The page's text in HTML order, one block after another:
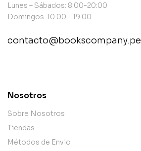
Lunes – Sábados: 8:00-20:00
Domingos: 10:00 – 19:00
contacto@bookscompany.pe
Nosotros
Sobre Nosotros
Tiendas
Métodos de Envío